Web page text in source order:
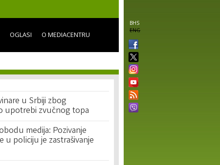
BHS
ENG
OGLASI O MEDIACENTRU
u Srbiji zbog
upotrebi zvučnog topa
medija: Pozivanje
u policiju je zastrašivanje